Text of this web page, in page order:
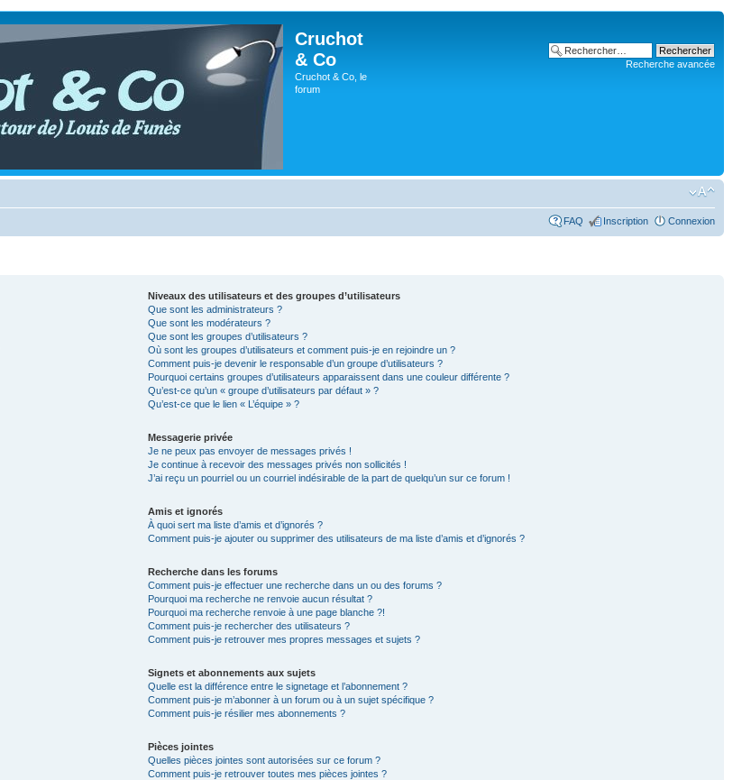
Cruchot
& Co
Cruchot & Co, le
forum
Recherche avancée
FAQ Inscription Connexion
Niveaux des utilisateurs et des groupes d’utilisateurs
Que sont les administrateurs ?
Que sont les modérateurs ?
Que sont les groupes d’utilisateurs ?
Où sont les groupes d’utilisateurs et comment puis-je en rejoindre un ?
Comment puis-je devenir le responsable d’un groupe d’utilisateurs ?
Pourquoi certains groupes d’utilisateurs apparaissent dans une couleur différente ?
Qu’est-ce qu’un « groupe d’utilisateurs par défaut » ?
Qu’est-ce que le lien « L’équipe » ?
Messagerie privée
Je ne peux pas envoyer de messages privés !
Je continue à recevoir des messages privés non sollicités !
J’ai reçu un pourriel ou un courriel indésirable de la part de quelqu’un sur ce forum !
Amis et ignorés
À quoi sert ma liste d’amis et d’ignorés ?
Comment puis-je ajouter ou supprimer des utilisateurs de ma liste d’amis et d’ignorés ?
Recherche dans les forums
Comment puis-je effectuer une recherche dans un ou des forums ?
Pourquoi ma recherche ne renvoie aucun résultat ?
Pourquoi ma recherche renvoie à une page blanche ?!
Comment puis-je rechercher des utilisateurs ?
Comment puis-je retrouver mes propres messages et sujets ?
Signets et abonnements aux sujets
Quelle est la différence entre le signetage et l’abonnement ?
Comment puis-je m’abonner à un forum ou à un sujet spécifique ?
Comment puis-je résilier mes abonnements ?
Pièces jointes
Quelles pièces jointes sont autorisées sur ce forum ?
Comment puis-je retrouver toutes mes pièces jointes ?